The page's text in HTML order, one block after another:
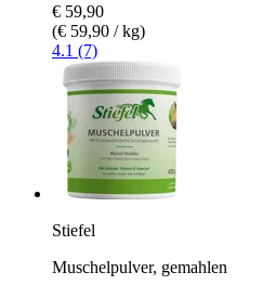
€ 59,90
(€ 59,90 / kg)
4.1 (7)
Stiefel
Muschelpulver, gemahlen